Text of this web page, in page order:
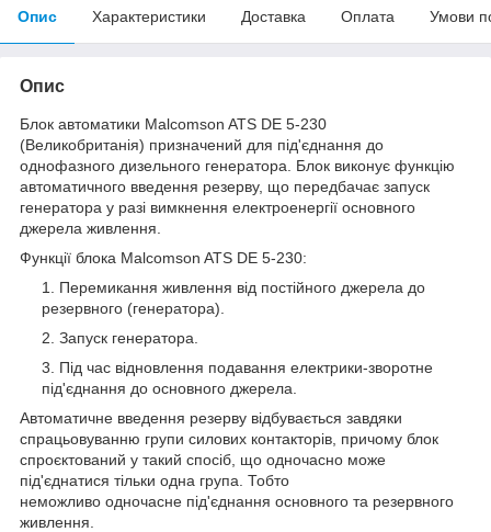
Опис Характеристики Доставка Оплата Умови
Опис
Блок автоматики Malcomson ATS DE 5-230
(Великобританія) призначений для під'єднання до
однофазного дизельного генератора. Блок виконує функцію
автоматичного введення резерву, що передбачає запуск
генератора у разі вимкнення електроенергії основного
джерела живлення.
Функції блока Malcomson ATS DE 5-230:
Перемикання живлення від постійного джерела до
резервного (генератора).
Запуск генератора.
Під час відновлення подавання електрики-зворотне
під'єднання до основного джерела.
Автоматичне введення резерву відбувається завдяки
спрацьовуванню групи силових контакторів, причому блок
спроєктований у такий спосіб, що одночасно може
під'єднатися тільки одна група. Тобто
неможливо одночасне під'єднання основного та резервного
живлення.